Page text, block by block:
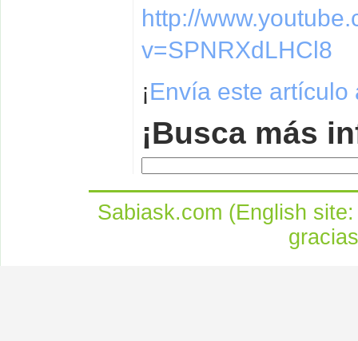
http://
v=SPNRXdLHCl8
¡Envía este artículo
¡Busca más
Sabiask.com (English